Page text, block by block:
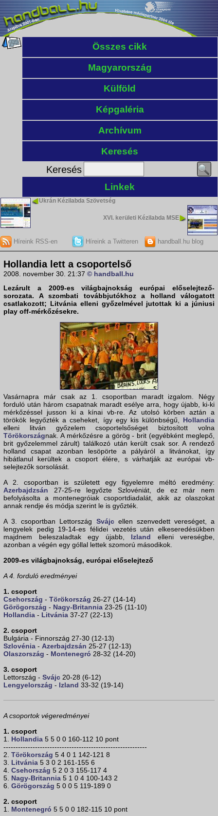
Összes cikk
Magyarország
Külföld
Képgaléria
Archívum
Keresés
Keresés
Linkek
Ukrán Kézilabda Szövetség
XVI. kerületi Kézilabda MSE
Híreink RSS-en Híreink a Twitteren handball.hu blog
Hollandia lett a csoportelső
2008. november 30. 21:37 © handball.hu
Lezárult a 2009-es világbajnokság európai előselejtező-
sorozata. A szombati továbbjutókhoz a holland válogatott
csatlakozott; Litvániaelleni győzelmével jutottak ki a júniusi
play off-mérkőzésekre.
Vasárnapra már csak az 1. csoportban maradt izgalom. Négy
forduló után három csapatnak maradt esélye arra, hogy újabb, ki-ki
mérkőzéssel jusson ki a kínai vb-re. Az utolsó körben aztán a
törökök legyőzték a cseheket, így egy kis különbségű, Hollandia
elleni litván győzelem csoportelsőséget biztosított volna
Törökországnak. A mérkőzésre a görög - brit (egyébként meglepő,
brit győzelemmel zárult) találkozó után került csak sor. A rendező
holland csapat azonban lesöpörte a pályáról a litvánokat, így
hibátlanul kerültek a csoport élére, s várhatják az európai vb-
selejtezők sorsolását.
A 2. csoportban is született egy figyelemre méltó eredmény:
Azerbajdzsán 27-25-re legyőzte Szlovéniát, de ez már nem
befolyásolta a montenegróiak csoportdiadalát, akik az olaszokat
annak rendje és módja szerint le is győzték.
A 3. csoportban Lettország Svájcellen szenvedett vereséget, a
lengyelek pedig 19-14-es félidei vezetés után elkeseredésükben
majdnem beleszaladtak egy újabb, Izland elleni vereségbe,
azonban a végén egy góllal lettek szomorú másodikok.
2009-es világbajnokság, európai előselejtező
A 4. forduló eredményei
1. csoport
Csehország - Törökország 26-27 (14-14)
Görögország - Nagy-Britannia 23-25 (11-10)
Hollandia - Litvánia 37-27 (22-13)
2. csoport
Bulgária - Finnország 27-30 (12-13)
Szlovénia - Azerbajdzsán 25-27 (12-13)
Olaszország - Montenegró 28-32 (14-20)
3. csoport
Lettország - Svájc 20-28 (6-12)
Lengyelország - Izland 33-32 (19-14)
A csoportok végeredményei
1. csoport
1. Hollandia 5 5 0 0 160-112 10 pont
-----------------------------------------------------------
2. Törökország 5 4 0 1 142-121 8
3. Litvánia 5 3 0 2 161-155 6
4. Csehország 5 2 0 3 155-117 4
5. Nagy-Britannia 5 1 0 4 100-143 2
6. Görögország 5 0 0 5 119-189 0
2. csoport
1. Montenegró 5 5 0 0 182-115 10 pont